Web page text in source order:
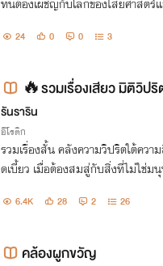
ทนต้องเผชิญกับโลกของไสยศาสตร์
24 0 0 3
🔥รวมเรื่องเสียว มิติวิ
+]
รันราริน
อีโรติก
รวมเรื่องสั้น คลังความวิปริตใต้คว
ดเบี้ยว เมื่อต้องสมสู่กับสิ่งที่ไม่ใช่
6.4K 28 2 26
คล้องผูกขวัญ